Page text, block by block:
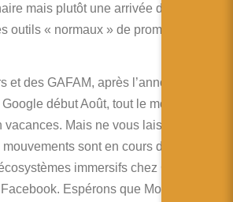
mais plutôt une arrivée de la
outils « normaux » de promotion
et des GAFAM, après l’annonce du
début Août, tout le monde
Mais ne vous laissez pas
sont en cours dans la
immersifs chez Google,
Espérons que Mozilla ne